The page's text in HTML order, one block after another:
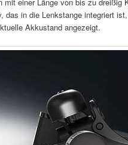
das in die Lenkstange integriert
Akkustand angezeigt.